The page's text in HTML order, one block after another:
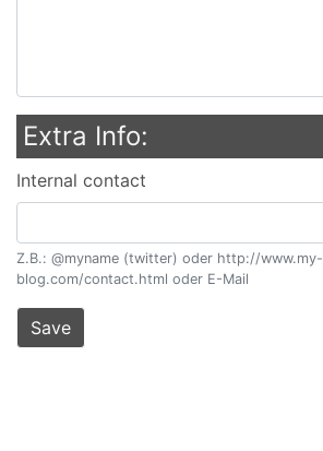
Extra Info:
Internal contact
Z.B.: @myname (twitter) oder http://www.my-
blog.com/contact.html oder E-Mail